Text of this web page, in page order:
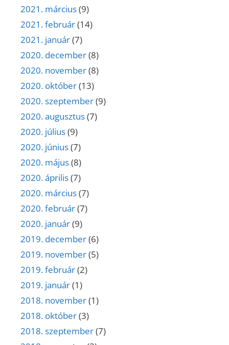
2021. március(9)
2021. február(14)
2021. január(7)
2020. december(8)
2020. november(8)
2020. október(13)
2020. szeptember(9)
2020. augusztus(7)
2020. július(9)
2020. június(7)
2020. május(8)
2020. április(7)
2020. március(7)
2020. február(7)
2020. január(9)
2019. december(6)
2019. november(5)
2019. február(2)
2019. január(1)
2018. november(1)
2018. október(3)
2018. szeptember(7)